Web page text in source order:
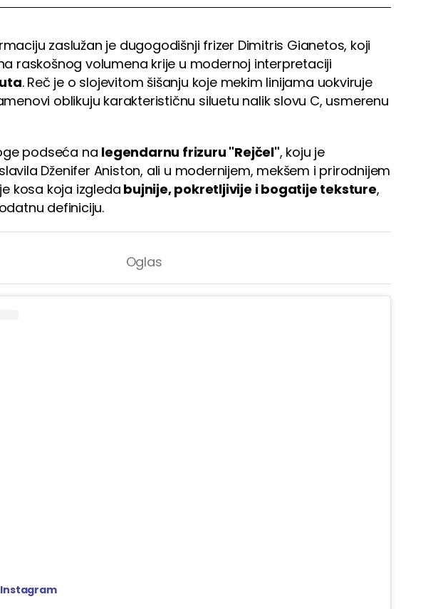
zaslužan je dugogodišnji frizer Dimitris Gianetos, koji
raskošnog volumena krije u modernoj interpretaciji
. Reč je o slojevitom šišanju koje mekim linijama uokviruje
oblikuju karakterističnu siluetu nalik slovu C, usmerenu
podseća na legendarnu frizuru "Rejčel", koju je
Dženifer Aniston, ali u modernijem, mekšem i prirodnijem
kosa koja izgleda bujnije, pokretljivije i bogatije teksture,
definiciju.